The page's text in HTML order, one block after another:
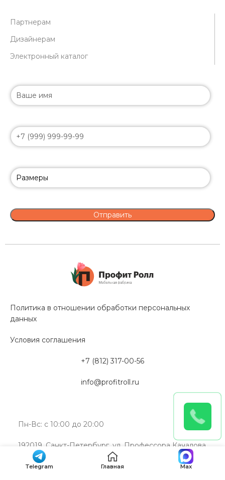
Партнерам
Дизайнерам
Электронный каталог
Политика в отношении обработки персональных
данных
Условия соглашения
+7 (812) 317-00-56
info@profitroll.ru
Пн-Вс: с 10:00 до 20:00
192019, Санкт-Петербург, ул. Профессора Качалова,
дом 11А, литера “Э”
Главная
Telegram Max